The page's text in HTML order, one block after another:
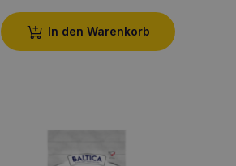
In den Warenkorb